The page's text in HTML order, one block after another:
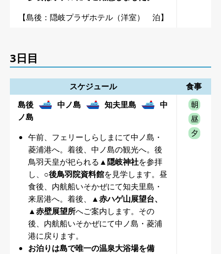
【島後：隠岐プラザホテル（洋室） 泊】
3日目
スケジュール
食事
島後
中ノ島 知夫里島
中
ノ島
午前、フェリーしらしまにて中ノ島・
菱浦港へ。着後、中ノ島の観光へ。後
鳥羽天皇が祀られる ▲隠岐神社を参拝
し、 ○後鳥羽院資料館を見学します。昼
食後、内航船いそかぜにて知夫里島・
来居港へ。着後、
▲赤ハゲ山展望台、
▲赤壁展望所へご案内します。その
後、内航船いそかぜにて中ノ島・菱浦
港に戻ります。
お泊りは島で唯一の温泉大浴場を備